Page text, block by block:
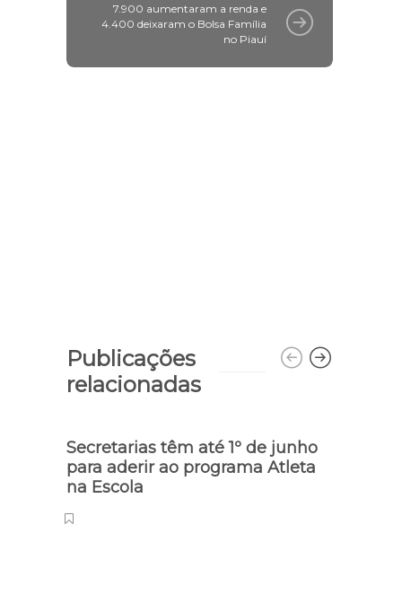
7.900 aumentaram a renda e
4.400 deixaram o Bolsa Família
no Piauí
Publicações
relacionadas
Secretarias têm até 1º de junho
para aderir ao programa Atleta
na Escola